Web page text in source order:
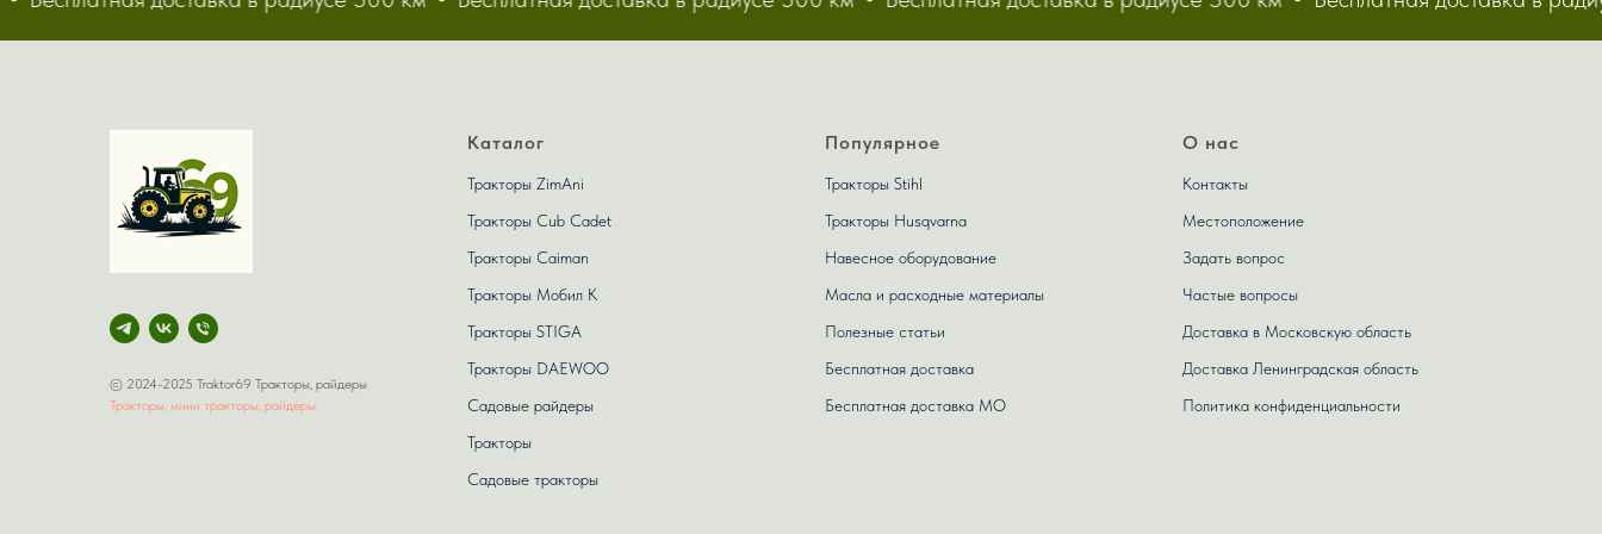
© 2024-2025 Traktor69 Тракторы, райдеры
Тракторы, мини тракторы, райдеры
Каталог
Тракторы ZimAni
Тракторы Сub Сadet
Тракторы Caiman
Тракторы Мобил К
Тракторы STIGA
Тракторы DAEWOO
Садовые райдеры
Тракторы
Садовые тракторы
Популярное
Тракторы Stihl
Тракторы Husqvarna
Навесное оборудование
Масла и расходные материалы
Полезные статьи
Бесплатная доставка
Бесплатная доставка МО
О нас
Контакты
Местоположение
Задать вопрос
Частые вопросы
Доставка в Московскую область
Доставка Ленинградская область
Политика конфиденциальности